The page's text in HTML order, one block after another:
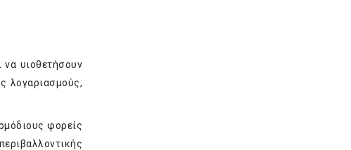
υιοθετήσουν
λογαριασμούς,
φορείς